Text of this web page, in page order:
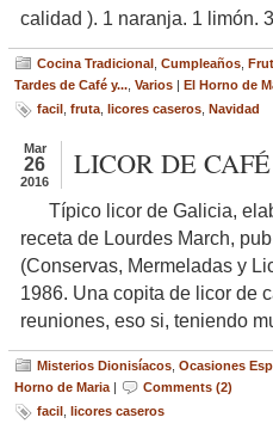
calidad ). 1 naranja. 1 limón.
Cocina Tradicional Cumpleaños
Tardes de Café y... Varios | El Horno de
facil fruta licores caseros Navidad
Mar
26
2016
LICOR DE CAFÉ
Típico licor de Galicia,
receta de Lourdes March,
(Conservas, Mermeladas y
1986. Una copita de licor de
reuniones, eso si, teniendo
Misterios Dionisíacos Ocasiones
Horno de Maria |
Comments (2)
facil licores caseros